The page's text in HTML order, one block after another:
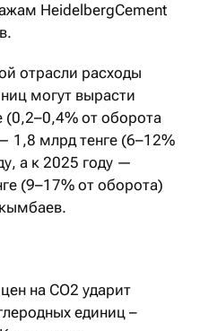
HeidelbergCement
отрасли расходы
могут вырасти
(0,2–0,4% от оборота
1,8 млрд тенге (6–12%
а к 2025 году —
(9–17% от оборота)
на CO2 ударит
единиц –